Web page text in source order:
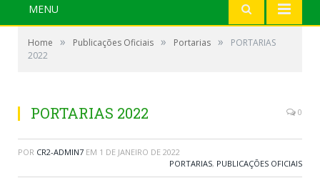
MENU
Home » Publicações Oficiais » Portarias »
PORTARIAS
2022
PORTARIAS 2022 0
POR CR2-ADMIN7 EM 1 DE JANEIRO DE 2022
PORTARIAS, PUBLICAÇÕES OFICIAIS